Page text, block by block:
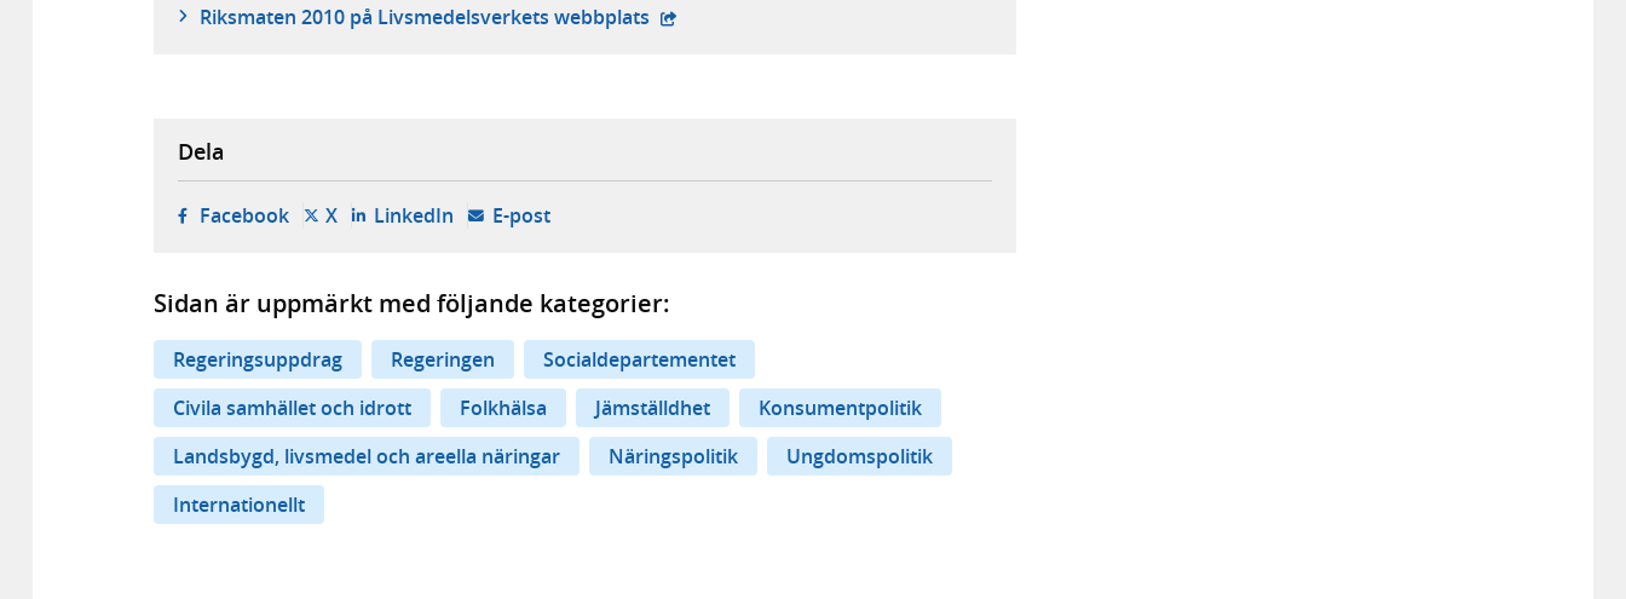
Riksmaten 2010 på Livsmedelsverkets webbplats - extern webbplats,
Dela
Facebook- öppnas i ny flik, extern webbplats,
X- öppnas i ny flik, extern webbplats,
LinkedIn- öppnas i ny flik, extern webbplats,
E-post- öppnar din e-postklient,
Sidan är uppmärkt med följande kategorier:
Regeringsuppdrag Regeringen
Socialdepartementet
Civila samhället och idrott
Folkhälsa Jämställdhet
Konsumentpolitik
Landsbygd, livsmedel och areella näringar
Näringspolitik
Ungdomspolitik
Internationellt